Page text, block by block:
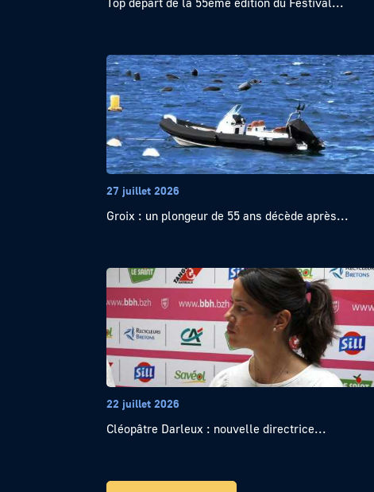
27 juillet 2026
Groix : un plongeur de 55 ans décède après...
22 juillet 2026
Cléopâtre Darleux : nouvelle directrice...